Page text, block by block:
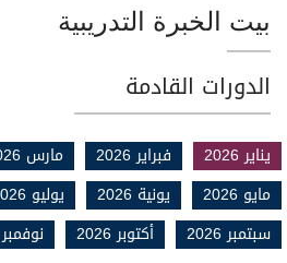
بيت الخبرة التدريبية
الدورات القادمة
يناير 2026 فبراير 2026 مارس 2026
مايو 2026
يونية 2026 يوليو 2026
سبتمبر 2026
أكتوبر 2026 نوفمبر 2026